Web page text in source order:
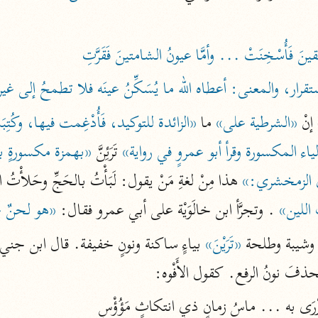
نحو ١١ مجلدًا
التسهيل لعلوم التنزيل
ابن جُزَيّ (٧٤١ هـ)
نحو ٣ مجلدات
موسوعات
روح المعاني
الآلوسي (١٢٧٠ هـ)
نحو ٢٨ مجلدًا
مفاتيح الغيب
فخر الدين الرازي (٦٠٦ هـ)
والمعنى: أعطاه الله ما يُسَكِّنُ عينَه فلا تطمحُ إلى
«الشرطية على» ما «الزائدة للتوكيد، فَأُدْغِمت فيها،
المكسورة وقرأ أبو عمروٍ في رواية» تَرَئِنَّ «بهمزة
الزمخشري:» هذا مِنْ لغةِ مَنْ يقول: لَبَأْتُ بالحَجِّ وحَلأْتُ
. وتجرَّأ ابن خالَوَيْة على أبي عمرو فقال: «هو لحنٌ
وشيبة وطلحة «تَرَيْنَ» بياءٍ ساكنة ونونٍ خفيفة. قال ابن
نونُ الرفع. كقول الأَفْوه: